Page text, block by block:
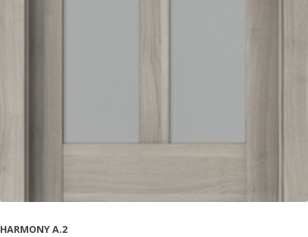
HARMONY A.2